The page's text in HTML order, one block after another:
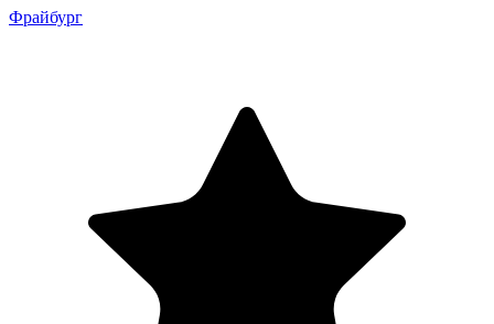
Фрайбург